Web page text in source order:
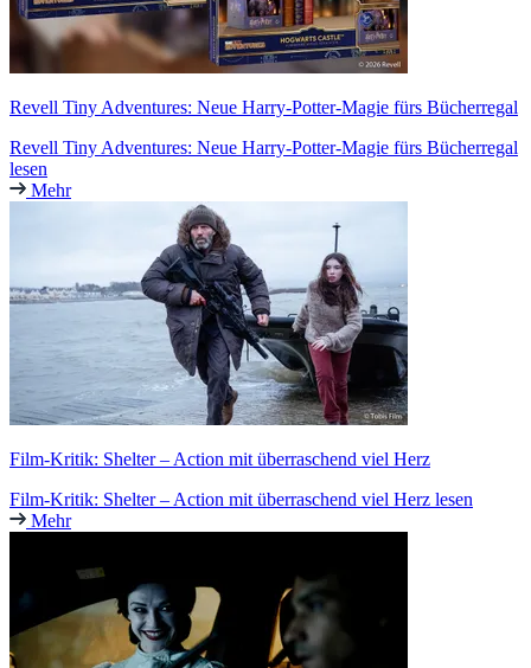
Revell Tiny Adventures: Neue Harry-Potter-Magie fürs Bücherregal
Revell Tiny Adventures: Neue Harry-Potter-Magie fürs Bücherregal
lesen
Mehr
Film-Kritik: Shelter – Action mit überraschend viel Herz
Film-Kritik: Shelter – Action mit überraschend viel Herz lesen
Mehr